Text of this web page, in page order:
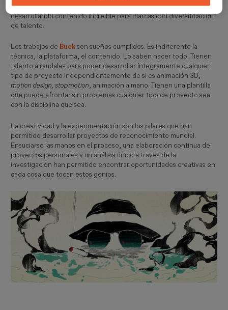
cartera de expansión a través de sus colaboradores,
desarrollando contenido increíble para marcas con diversificación
de talento.
Los trabajos de Buckson sueños cumplidos. Es indiferente la
técnica, la plataforma, el contenido. Lo saben hacer todo. Tienen
talento a raudales para poder desarrollar íntegramente cualquier
tipo de proyecto independientemente de si es animación 3D,
motion design, stopmotion, animación a mano. Tienen una plantilla
que puede afrontar sin problemas cualquier tipo de proyecto sea
con la disciplina que sea.
La creatividad y la experimentación son los pilares que han
permitido desarrollar proyectos de reconocimiento mundial.
Ensuciarse las manos en el proceso, una elaboración continua de
proyectos personales y un análisis único a través de la
investigación han permitido encontrar oportunidades creativas en
cada cosa que tocan estos genios.